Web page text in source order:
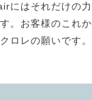
にはそれだけの力
。お客様のこれか
ロレの願いです。